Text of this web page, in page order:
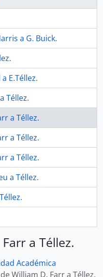
a G. Buick.
E.Téllez.
Téllez.
a Téllez.
a Téllez.
a Téllez.
a Téllez.
a Téllez.
Académica
William D. Farr a Téllez.